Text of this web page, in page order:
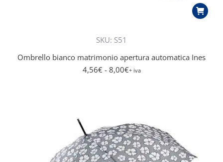
SKU: S51
Ombrello bianco matrimonio apertura automatica Ines
4,56€- 8,00€+ iva